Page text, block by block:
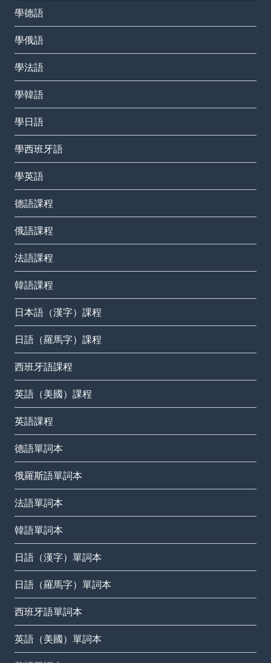
學德語
學俄語
學法語
學韓語
學日語
學西班牙語
學英語
德語課程
俄語課程
法語課程
韓語課程
日本語（漢字）課程
日語（羅馬字）課程
西班牙語課程
英語（美國）課程
英語課程
德語單詞本
俄羅斯語單詞本
法語單詞本
韓語單詞本
日語（漢字）單詞本
日語（羅馬字）單詞本
西班牙語單詞本
英語（美國）單詞本